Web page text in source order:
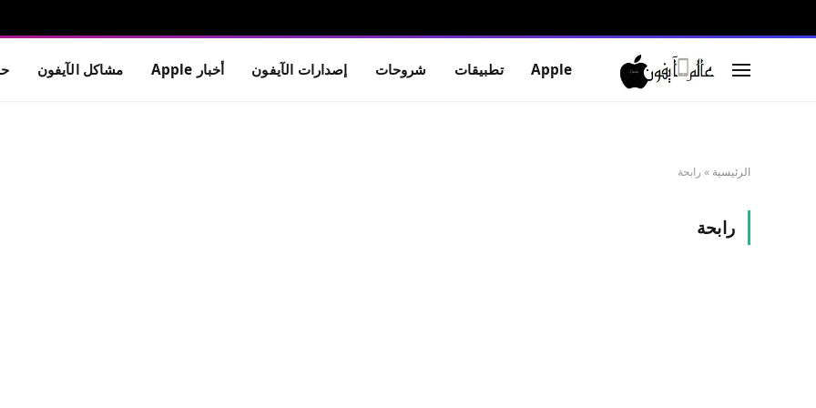
Apple تطبيقات شروحات إصدارات الآيفون أخبار Apple مشاكل الآيفون
الرئيسية » رابحة
رابحة